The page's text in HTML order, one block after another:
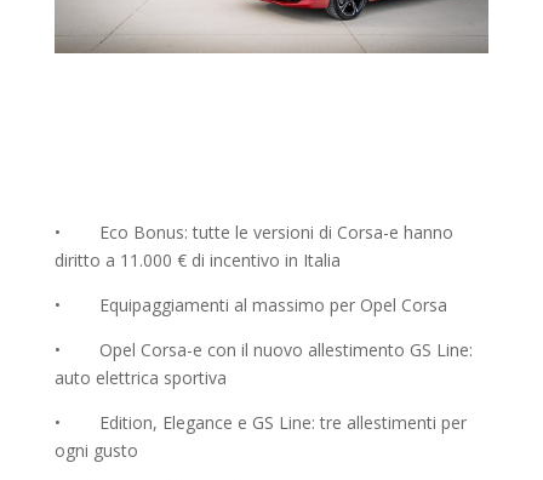
• Eco Bonus: tutte le versioni di Corsa-e hanno
diritto a 11.000 € di incentivo in Italia
• Equipaggiamenti al massimo per Opel Corsa
• Opel Corsa-e con il nuovo allestimento GS Line:
auto elettrica sportiva
• Edition, Elegance e GS Line: tre allestimenti per
ogni gusto